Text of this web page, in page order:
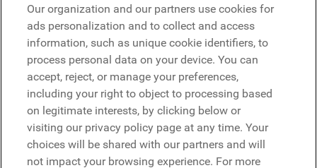
Microsoft
Demo anfragen
Demo anfragen
Kontakt
Kontakt
Our organization and our partners use cookies for
ads personalization and to collect and access
information, such as unique cookie identifiers, to
process personal data on your device. You can
accept, reject, or manage your preferences,
including your right to object to processing based
on legitimate interests, by clicking below or
visiting our privacy policy page at any time. Your
choices will be shared with our partners and will
not impact your browsing experience. For more